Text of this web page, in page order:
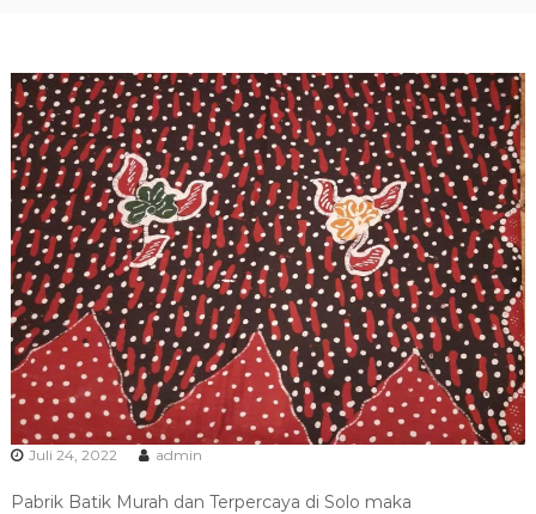
Juli 24, 2022 admin
Pabrik Batik Murah dan Terpercaya di Solo maka